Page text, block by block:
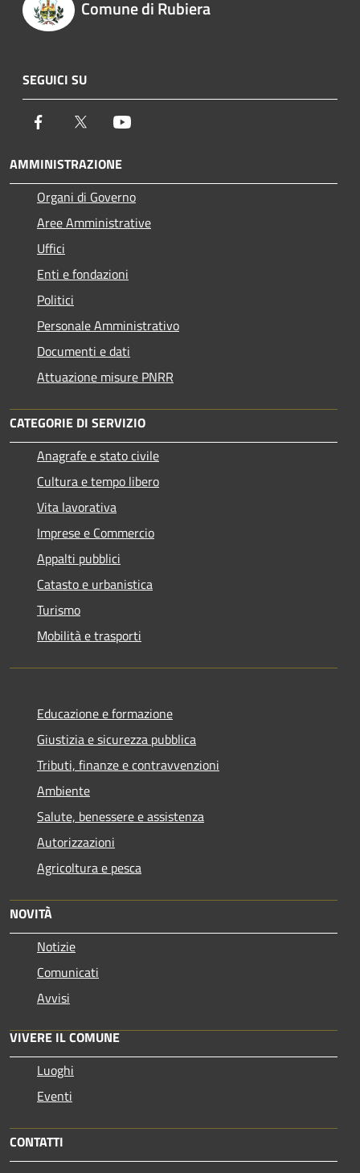
Comune di Rubiera
SEGUICI SU
Facebook Twitter
AMMINISTRAZIONE
Organi di Governo
Aree Amministrative
Uffici
Enti e fondazioni
Politici
Personale Amministrativo
Documenti e dati
Attuazione misure PNRR
CATEGORIE DI SERVIZIO
Anagrafe e stato civile
Cultura e tempo libero
Vita lavorativa
Imprese e Commercio
Appalti pubblici
Catasto e urbanistica
Turismo
Mobilità e trasporti
Educazione e formazione
Giustizia e sicurezza pubblica
Tributi, finanze e contravvenzioni
Ambiente
Salute, benessere e assistenza
Autorizzazioni
Agricoltura e pesca
NOVITÀ
Notizie
Comunicati
Avvisi
VIVERE IL COMUNE
Luoghi
Eventi
CONTATTI